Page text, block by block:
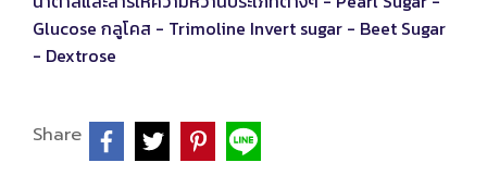
Glucose กลูโคส - Trimoline Invert sugar - Beet Sugar
- Dextrose
Share